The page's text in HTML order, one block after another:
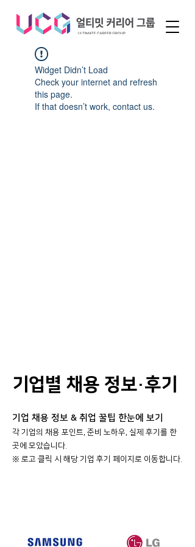
Widget Didn’t Load
Check your internet and refresh
this page.
If that doesn’t work, contact us.
기업별 채용 정보·후기
기업 채용 정보 & 취업 꿀팁 한눈에 보기
각 기업의 채용 포인트, 준비 노하우, 실제 후기를 한
곳에 모았습니다.
​※ 로고 클릭 시 해당 기업 후기 페이지로 이동합니다.